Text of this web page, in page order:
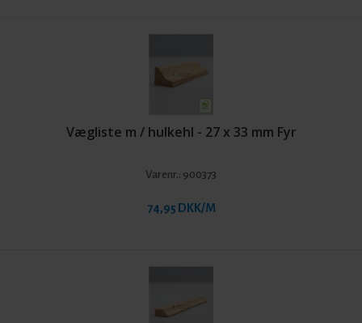
Vægliste m / hulkehl - 27 x 33 mm Fyr
Varenr.: 900373
74,95 DKK/M